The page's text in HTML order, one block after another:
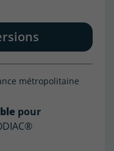
métropolitaine
pour